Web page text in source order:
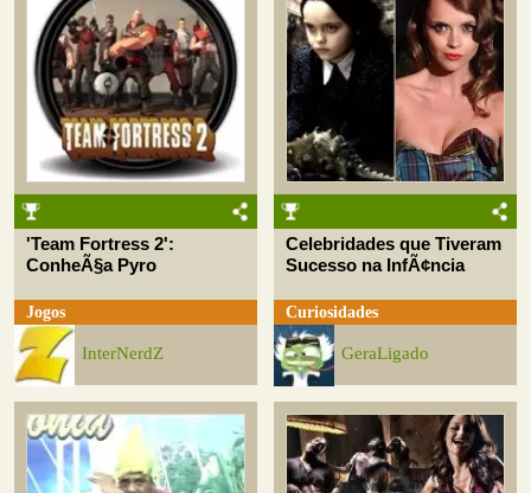
Perguntas Frequentes
Sobre
Contato
'Team Fortress 2':
ConheÃ§a Pyro
Jogos
InterNerdZ
Celebridades que Tiveram
Sucesso na InfÃ¢ncia
Curiosidades
GeraLigado